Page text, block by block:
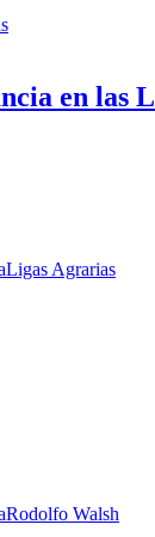
en las
Ligas Agrarias
Rodolfo Walsh